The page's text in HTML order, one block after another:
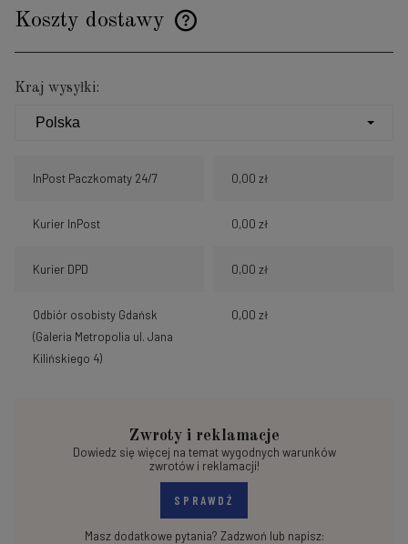
Koszty dostawy
Cena nie zawiera ewentualnych kosztów płatności
Kraj wysyłki:
InPost Paczkomaty 24/7 0,00 zł
Kurier InPost 0,00 zł
Kurier DPD 0,00 zł
Odbiór osobisty Gdańsk
(Galeria Metropolia ul. Jana
Kilińskiego 4)
0,00 zł
Zwroty i reklamacje
Dowiedz się więcej na temat wygodnych warunków
zwrotów i reklamacji!
SPRAWDŹ
Masz dodatkowe pytania? Zadzwoń lub napisz: